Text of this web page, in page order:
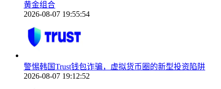
黄金组合
2026-08-07 19:55:54
警惕韩国Trust钱包诈骗，虚拟货币圈的新型投资陷阱
2026-08-07 19:12:52